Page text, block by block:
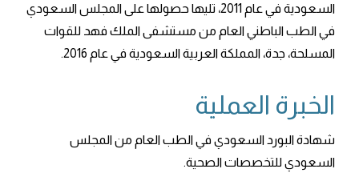
السعودية في عام 2011، تليها حصولها على المجلس السعودي
في الطب الباطني العام من مستشفى الملك فهد للقوات
المسلحة، جدة، المملكة العربية السعودية في عام 2016.
الخبرة العملية
شهادة البورد السعودي في الطب العام من المجلس
السعودي للتخصصات الصحية.